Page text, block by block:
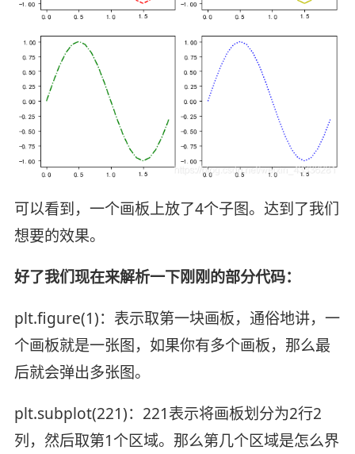
可以看到，一个画板上放了4个子图。达到了我们
想要的效果。
好了我们现在来解析一下刚刚的部分代码：
plt.figure(1)：表示取第一块画板，通俗地讲，一
个画板就是一张图，如果你有多个画板，那么最
后就会弹出多张图。
plt.subplot(221)：221表示将画板划分为2行2
列，然后取第1个区域。那么第几个区域是怎么界